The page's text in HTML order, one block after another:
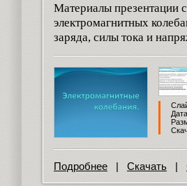
Материалы презентации
электромагнитных
заряда, силы тока и
Подробнее | Скачать |